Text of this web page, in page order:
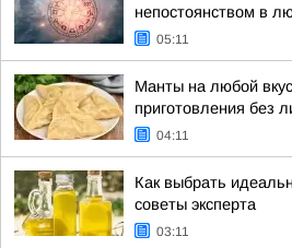
непостоянством в
05:11
Манты на любой
приготовления без
04:11
Как выбрать
советы эксперта
03:11